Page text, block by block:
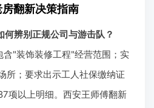
翻新决策指南
何辨别正规公司与游击队？
"装饰装修工程"经营范围；实
所；要求出示工人社保缴纳证
项以上明细。西安王师傅翻新